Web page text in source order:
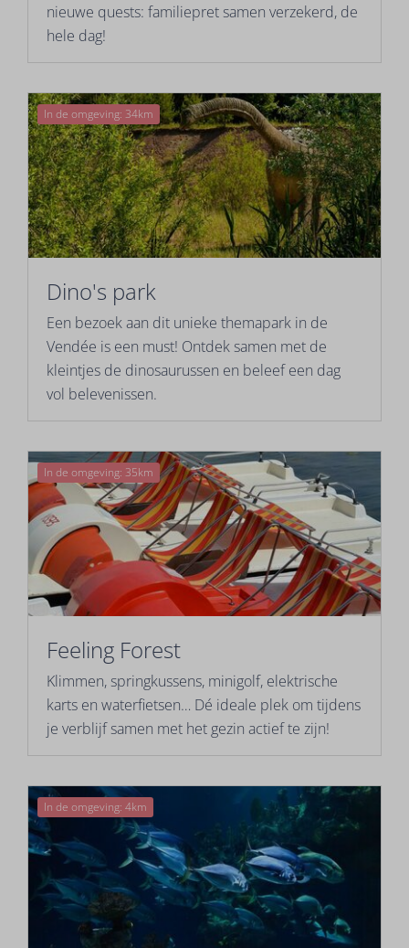
nieuwe quests: familiepret samen verzekerd, de
hele dag!
In de omgeving: 34km
Dino's park
Een bezoek aan dit unieke themapark in de
Vendée is een must! Ontdek samen met de
kleintjes de dinosaurussen en beleef een dag
vol belevenissen.
In de omgeving: 35km
Feeling Forest
Klimmen, springkussens, minigolf, elektrische
karts en waterfietsen… Dé ideale plek om tijdens
je verblijf samen met het gezin actief te zijn!
In de omgeving: 4km